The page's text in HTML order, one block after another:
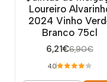
Loureiro
2024 Vinho
Branco 75cl
6,21€6,90€
4.0